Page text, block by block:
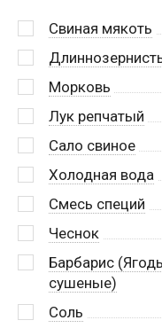
Свиная мякоть
Морковь
Лук репчатый
Сало свиное
Холодная вода
Смесь специй
Чеснок
Барбарис
сушеные)
Соль